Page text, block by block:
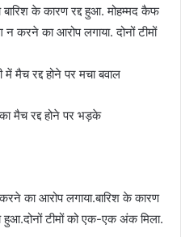
के कारण रद्द हुआ. मोहम्मद कैफ
का आरोप लगाया. दोनों टीमों
मैच रद्द होने पर भड़के
का आरोप लगाया.बारिश के कारण
टीमों को एक-एक अंक मिला.